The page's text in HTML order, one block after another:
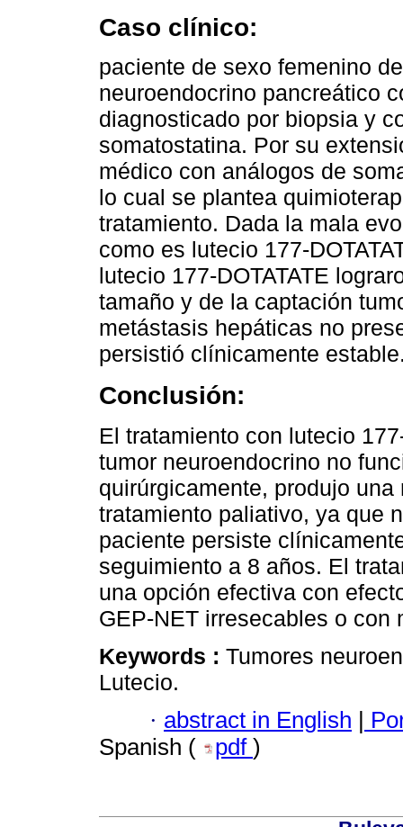
Caso clínico:
paciente de sexo femenino
neuroendocrino pancreático
diagnosticado por biopsia y
somatostatina. Por su
médico con análogos de
lo cual se plantea
tratamiento. Dada la mala
como es lutecio 177-
lutecio 177-DOTATATE
tamaño y de la captación
metástasis hepáticas no
persistió clínicamente
Conclusión:
El tratamiento con lutecio
tumor neuroendocrino no
quirúrgicamente, produjo
tratamiento paliativo, ya que
paciente persiste
seguimiento a 8 años. El
una opción efectiva con
GEP-NET irresecables o con
Keywords : Tumores
Lutecio.
· abstract in English
Spanish (
pdf )